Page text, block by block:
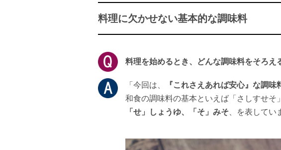
料理に欠かせない基本的な調味料
料理を始めるとき、どんな調味料をそろえ
「今回は、 『これさえあれば安心』な調
和食の調味料の基本といえば「さしすせそ
「せ」しょうゆ、「そ」みそ 、を表してい